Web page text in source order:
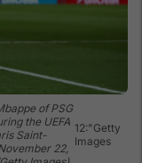
of PSG
the UEFA
Saint-
22,
12:"Getty
Images